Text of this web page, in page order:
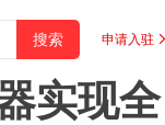
申请入驻
实现全